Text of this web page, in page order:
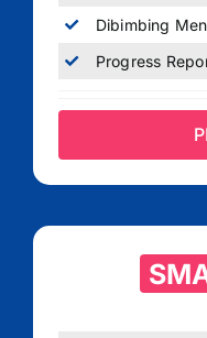
Dibimbing
Progress